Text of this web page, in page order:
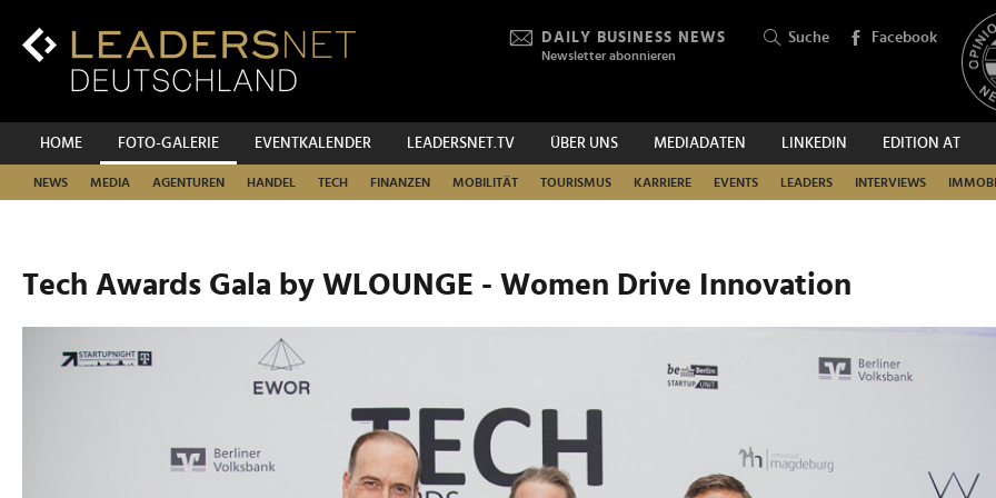
Inhalt
Hauptnavigation
DAILY BUSINESS NEWS
Newsletter abonnieren
Suche Facebook
HOME FOTO-GALERIE EVENTKALENDER LEADERSNET.TV ÜBER UNS MEDIADATEN LINKEDIN EDITION AT
NEWS MEDIA AGENTUREN HANDEL TECH FINANZEN MOBILITÄT TOURISMUS KARRIERE EVENTS LEADERS INTERVIEWS
SUCHEN
Tech Awards Gala by WLOUNGE - Women Drive Innovation